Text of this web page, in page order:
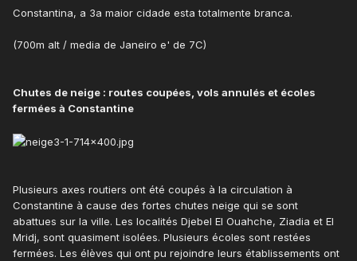
Constantina, a 3a maior cidade esta totalmente branca.
(700m alt / media de Janeiro e' de 7C)
Chutes de neige : routes coupées, vols annulés et écoles
fermées à Constantine
Plusieurs axes routiers ont été coupés à la circulation à
Constantine à cause des fortes chutes neige qui se sont
abattues sur la ville. Les localités Djebel El Ouahche, Ziadia et El
Mridj, sont quasiment isolées. Plusieurs écoles sont restées
fermées. Les élèves qui ont pu rejoindre leurs établissements ont